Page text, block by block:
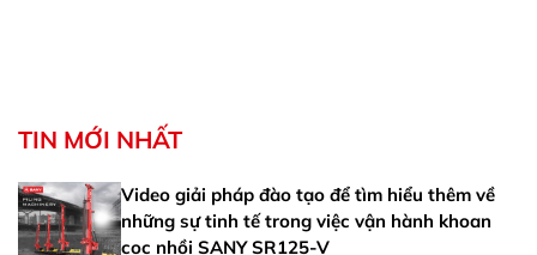
TIN MỚI NHẤT
Video giải pháp đào tạo để tìm hiểu thêm về
những sự tinh tế trong việc vận hành khoan
cọc nhồi SANY SR125-V